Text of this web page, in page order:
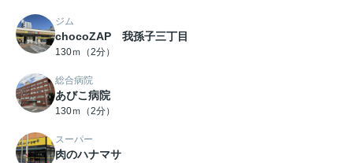
ジム
chocoZAP 我孫子三丁目
130ｍ（2分）
総合病院
あびこ病院
130ｍ（2分）
スーパー
肉のハナマサ